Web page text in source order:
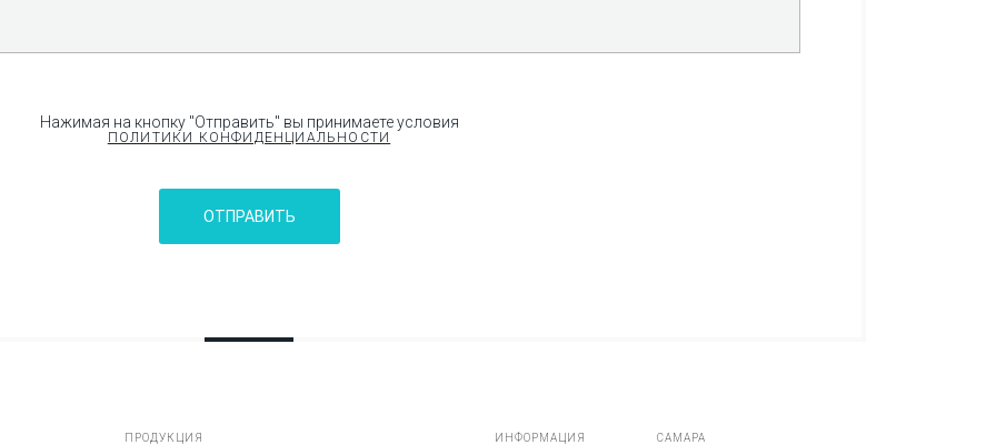
Нажимая на кнопку "Отправить" вы принимаете условия
ПОЛИТИКИ КОНФИДЕНЦИАЛЬНОСТИ
ОТПРАВИТЬ
ПРОДУКЦИЯ ИНФОРМАЦИЯ САМАРА